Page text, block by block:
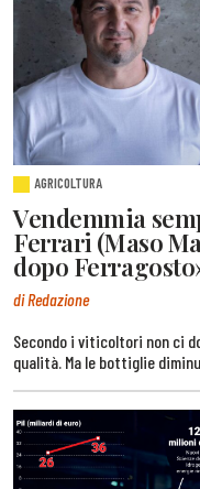
AGRICOLTURA
Vendemmia
Ferrari (Maso
dopo
di Redazione
Secondo i viticoltori non ci
qualità. Ma le bottiglie